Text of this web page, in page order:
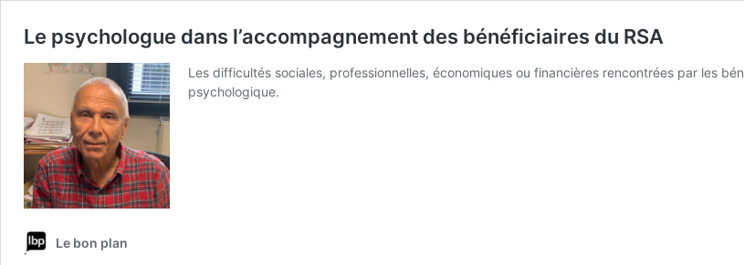
Le psychologue dans l’accompagnement des bénéficiaires du RSA
Les difficultés sociales, professionnelles, économiques ou financières rencontrées par les
psychologique.
Le bon plan